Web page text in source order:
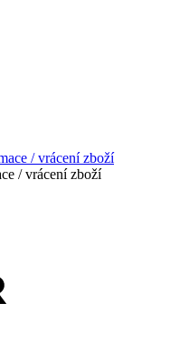
/ vrácení zboží
/ vrácení zboží